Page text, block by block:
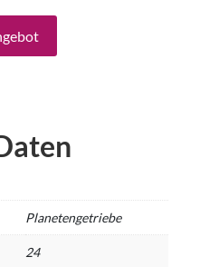
Planetengetriebe
24